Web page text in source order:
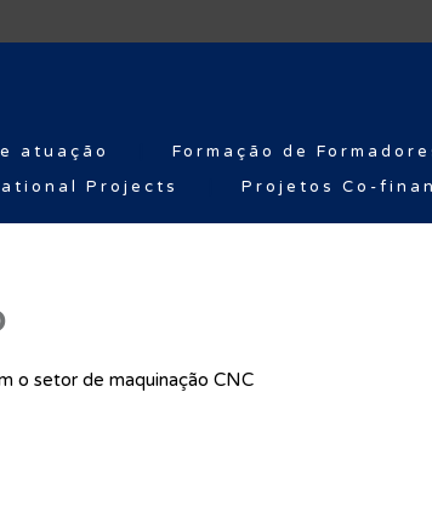
atuação Formação de
Projects
Projetos Co-
o setor de maquinação CNC